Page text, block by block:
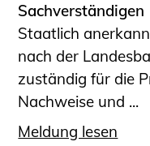
Sachverständigen
Staatlich
nach der
zuständig für die
Nachweise und ...
Meldung lesen